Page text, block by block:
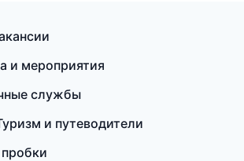
и мероприятия
службы
и путеводители